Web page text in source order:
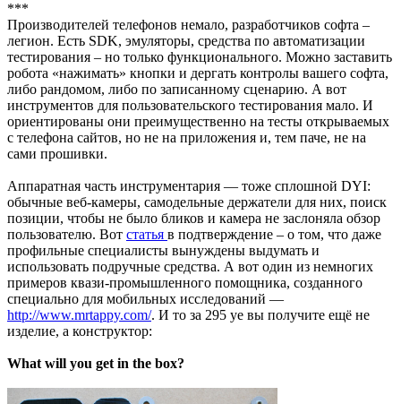
***
Производителей телефонов немало, разработчиков софта –
легион. Есть SDK, эмуляторы, средства по автоматизации
тестирования – но только функционального. Можно заставить
робота «нажимать» кнопки и дергать контролы вашего софта,
либо рандомом, либо по записанному сценарию. А вот
инструментов для пользовательского тестирования мало. И
ориентированы они преимущественно на тесты открываемых
с телефона сайтов, но не на приложения и, тем паче, не на
сами прошивки.
Аппаратная часть инструментария — тоже сплошной DYI:
обычные веб-камеры, самодельные держатели для них, поиск
позиции, чтобы не было бликов и камера не заслоняла обзор
пользователю. Вот статья в подтверждение – о том, что даже
профильные специалисты вынуждены выдумать и
использовать подручные средства. А вот один из немногих
примеров квази-промышленного помощника, созданного
специально для мобильных исследований —
http://www.mrtappy.com/. И то за 295 уе вы получите ещё не
изделие, а конструктор:
What will you get in the box?